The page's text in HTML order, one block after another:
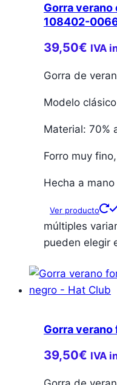
Gorra
108402-
39,50€ IVA
Gorra de
Modelo
Material: 70%
Forro muy
Hecha a
Ver producto
múltiples
pueden elegir
Gorra verano
39,50€ IVA